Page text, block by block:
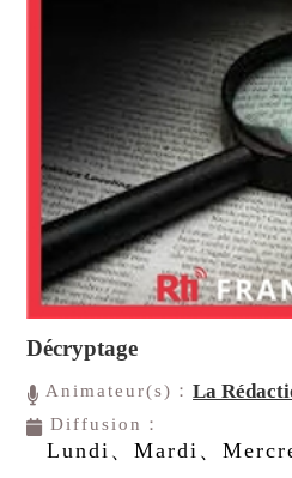
Décryptage
Animateur(s)：La
Diffusion：
Lundi、Mardi、